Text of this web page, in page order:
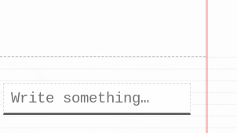
Поиск